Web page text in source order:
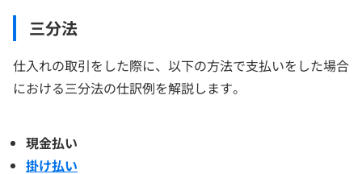
三分法
仕入れの取引をした際に、以下の方法で支払いをした場合
における三分法の仕訳例を解説します。
現金払い
掛け払い